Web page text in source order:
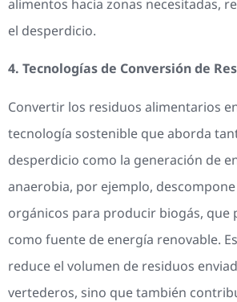
alimentos hacia zonas necesitadas,
el desperdicio.
4. Tecnologías de Conversión de
Convertir los residuos alimentarios
tecnología sostenible que aborda
desperdicio como la generación de
anaerobia, por ejemplo,
orgánicos para producir biogás, que
como fuente de energía renovable.
reduce el volumen de residuos
vertederos, sino que también